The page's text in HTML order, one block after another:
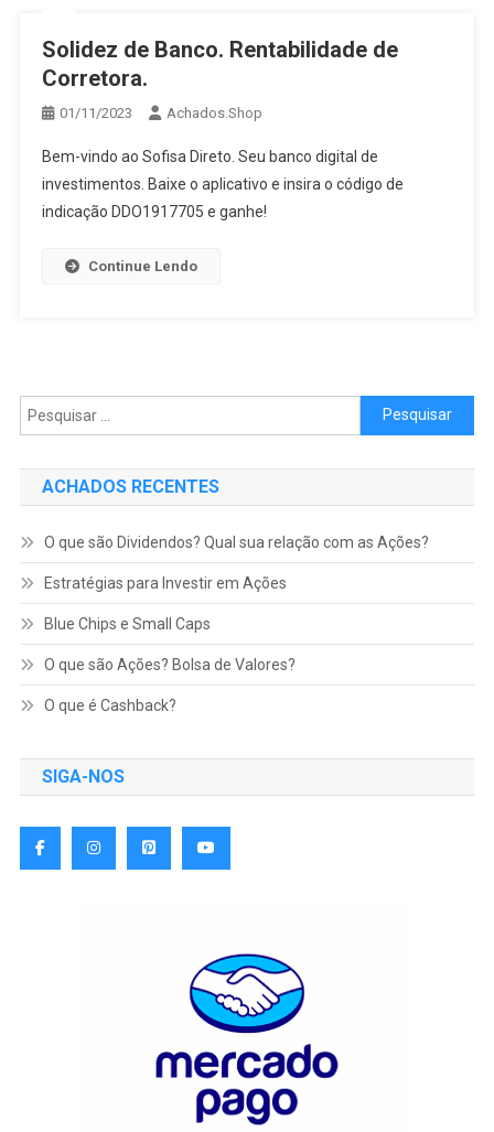
Solidez de Banco. Rentabilidade de
Corretora.
01/11/2023 Achados.Shop
Bem-vindo ao Sofisa Direto. Seu banco digital de
investimentos. Baixe o aplicativo e insira o código de
indicação DDO1917705 e ganhe!
Continue Lendo
Pesquisar
por:
ACHADOS RECENTES
O que são Dividendos? Qual sua relação com as Ações?
Estratégias para Investir em Ações
Blue Chips e Small Caps
O que são Ações? Bolsa de Valores?
O que é Cashback?
SIGA-NOS